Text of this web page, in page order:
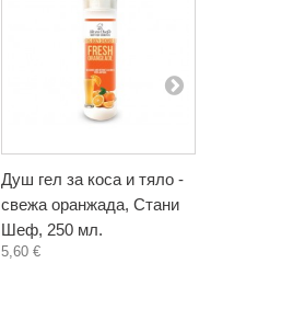
Душ гел за коса и тяло -
свежа оранжада, Стани
Шеф, 250 мл.
5,60 €